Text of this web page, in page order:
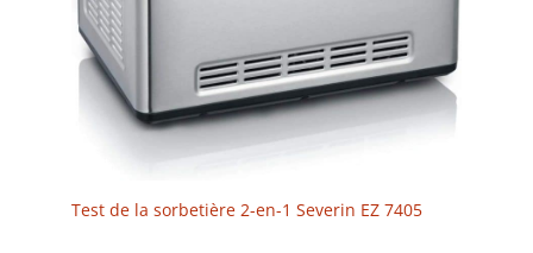
Test de la sorbetière 2-en-1 Severin EZ 7405